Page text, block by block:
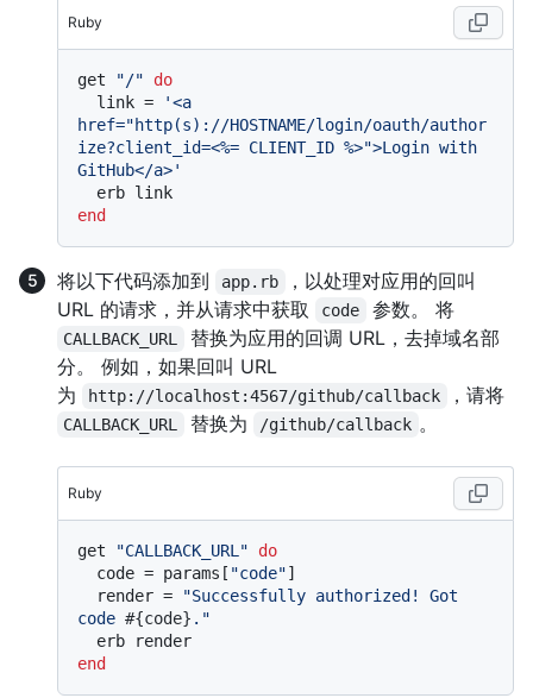
Ruby
get "/"
do
  link =
'<a
href="http(s)://HOSTNAME/login/oauth/author
ize?client_id=<%= CLIENT_ID %>">Login with
GitHub</a>'
end
将以下代码添加到 app.rb
，以处理对应用的回叫
URL 的请求，并从请求中获取
code 参数。 将
CALLBACK_URL
替换为应用的回调 URL，去掉域名部
分。 例如，如果回叫 URL
为
http://localhost:4567/github/callback ，请将
CALLBACK_URL 替换为 /github/callback 。
Ruby
get "CALLBACK_URL"
do
  code = params[
"code"]
  render =
"Successfully authorized! Got
code #{code} ."
end